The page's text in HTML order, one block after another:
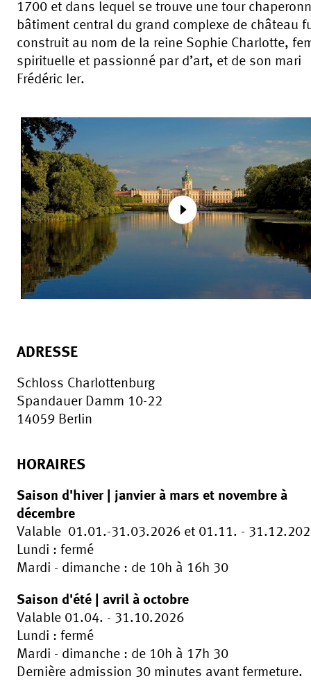
1700 et dans lequel se trouve une tour
bâtiment central du grand complexe de château
construit au nom de la reine Sophie Charlotte,
spirituelle et passionné par d’art, et de son mari
Frédéric Ier.
ADRESSE
Schloss Charlottenburg
Spandauer Damm 10-22
14059 Berlin
HORAIRES
Saison d'hiver | janvier à mars et novembre à
décembre
Valable 01.01.-31.03.2026 et 01.11. -
Lundi : fermé
Mardi - dimanche : de 10h à 16h 30
Saison d'été | avril à octobre
Valable 01.04. - 31.10.2026
Lundi : fermé
Mardi - dimanche : de 10h à 17h 30
Dernière admission 30 minutes avant fermeture.